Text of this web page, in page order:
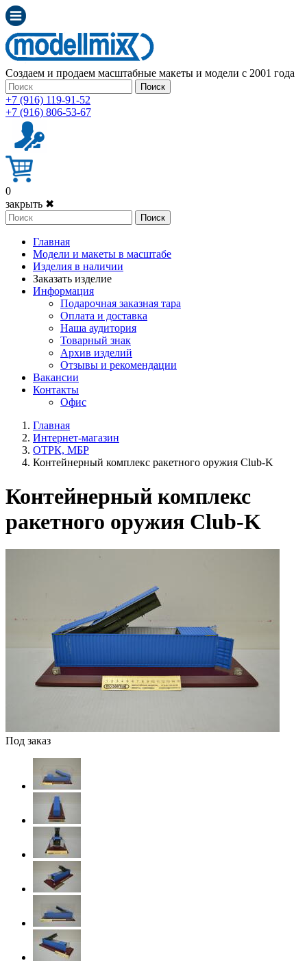
Создаем и продаем масштабные макеты и модели с 2001 года
Поиск
+7 (916) 119-91-52
+7 (916) 806-53-67
0
закрыть ✖
Поиск
Главная
Модели и макеты в масштабе
Изделия в наличии
Заказать изделие
Информация
Подарочная заказная тара
Оплата и доставка
Наша аудитория
Товарный знак
Архив изделий
Отзывы и рекомендации
Вакансии
Контакты
Офис
Главная
Интернет-магазин
ОТРК, МБР
Контейнерный комплекс ракетного оружия Club-K
Контейнерный комплекс
ракетного оружия Club-K
Под заказ